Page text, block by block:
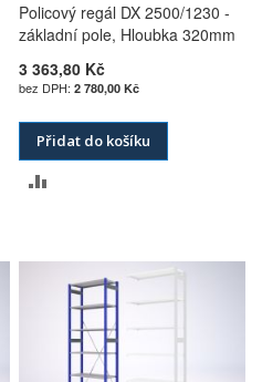
Policový regál DX 2500/1230 -
základní pole, Hloubka 320mm
3 363,80 Kč
2 780,00 Kč
Přidat do košíku
POROVNÁNÍ